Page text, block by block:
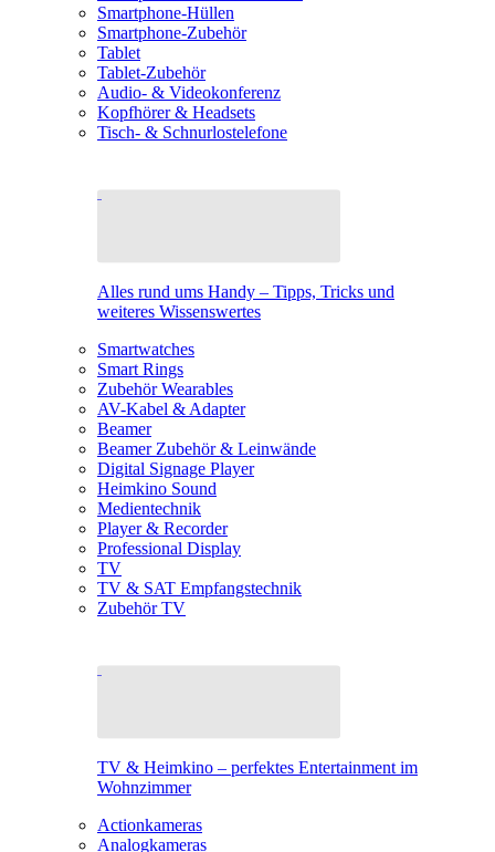
Smartphone-Hüllen
Smartphone-Zubehör
Tablet
Tablet-Zubehör
Audio- & Videokonferenz
Kopfhörer & Headsets
Tisch- & Schnurlostelefone
Alles rund ums Handy – Tipps, Tricks und
weiteres Wissenswertes
Smartwatches
Smart Rings
Zubehör Wearables
AV-Kabel & Adapter
Beamer
Beamer Zubehör & Leinwände
Digital Signage Player
Heimkino Sound
Medientechnik
Player & Recorder
Professional Display
TV
TV & SAT Empfangstechnik
Zubehör TV
TV & Heimkino – perfektes Entertainment im
Wohnzimmer
Actionkameras
Analogkameras